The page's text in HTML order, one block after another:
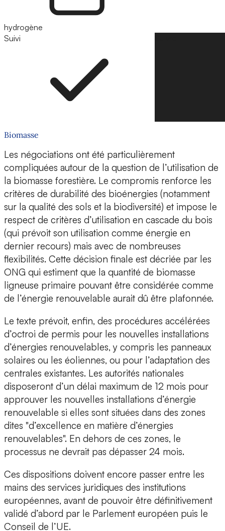
hydrogène
Suivi
Biomasse
Les négociations ont été particulièrement
compliquées autour de la question de l’utilisation de
la biomasse forestière. Le compromis renforce les
critères de durabilité des bioénergies (notamment
sur la qualité des sols et la biodiversité) et impose le
respect de critères d’utilisation en cascade du bois
(qui prévoit son utilisation comme énergie en
dernier recours) mais avec de nombreuses
flexibilités. Cette décision finale est décriée par les
ONG qui estiment que la quantité de biomasse
ligneuse primaire pouvant être considérée comme
de l’énergie renouvelable aurait dû être plafonnée.
Le texte prévoit, enfin, des procédures accélérées
d’octroi de permis pour les nouvelles installations
d’énergies renouvelables, y compris les panneaux
solaires ou les éoliennes, ou pour l’adaptation des
centrales existantes. Les autorités nationales
disposeront d’un délai maximum de 12 mois pour
approuver les nouvelles installations d’énergie
renouvelable si elles sont situées dans des zones
dites "d’excellence en matière d’énergies
renouvelables". En dehors de ces zones, le
processus ne devrait pas dépasser 24 mois.
Ces dispositions doivent encore passer entre les
mains des services juridiques des institutions
européennes, avant de pouvoir être définitivement
validé d’abord par le Parlement européen puis le
Conseil de l’UE.